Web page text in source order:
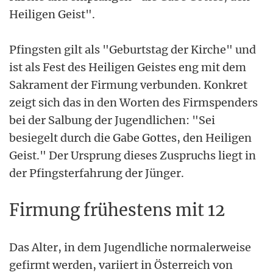
Heiligen Geist".
Pfingsten gilt als "Geburtstag der Kirche" und
ist als Fest des Heiligen Geistes eng mit dem
Sakrament der Firmung verbunden. Konkret
zeigt sich das in den Worten des Firmspenders
bei der Salbung der Jugendlichen: "Sei
besiegelt durch die Gabe Gottes, den Heiligen
Geist." Der Ursprung dieses Zuspruchs liegt in
der Pfingsterfahrung der Jünger.
Firmung frühestens mit 12
Das Alter, in dem Jugendliche normalerweise
gefirmt werden, variiert in Österreich von